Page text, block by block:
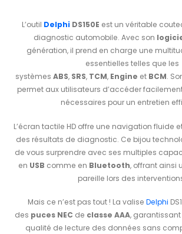
L’outil Delphi DS150E est un véritable
diagnostic automobile. Avec son
génération, il prend en charge une
essentielles telles que les
systèmes ABS, SRS, TCM, Engine et BCM.
permet aux utilisateurs d’accéder
nécessaires pour un entretien
L’écran tactile HD offre une navigation fluide
des résultats de diagnostic. Ce bijou
de vous surprendre avec ses multiples
en USB comme en Bluetooth, offrant ainsi
pareille lors des
Mais ce n’est pas tout ! La valise Delphi
des puces NEC de classe AAA,
qualité de lecture des données sans